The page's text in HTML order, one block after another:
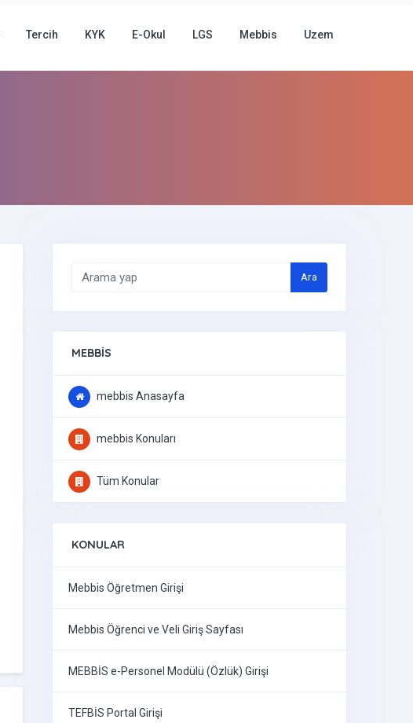
Tercih KYK E-Okul LGS Mebbis Uzem
Ara
MEBBIS
mebbis Anasayfa
mebbis Konuları
Tüm Konular
KONULAR
Mebbis Öğretmen Girişi
Mebbis Öğrenci ve Veli Giriş Sayfası
MEBBİS e-Personel Modülü (Özlük) Girişi
TEFBİS Portal Girişi